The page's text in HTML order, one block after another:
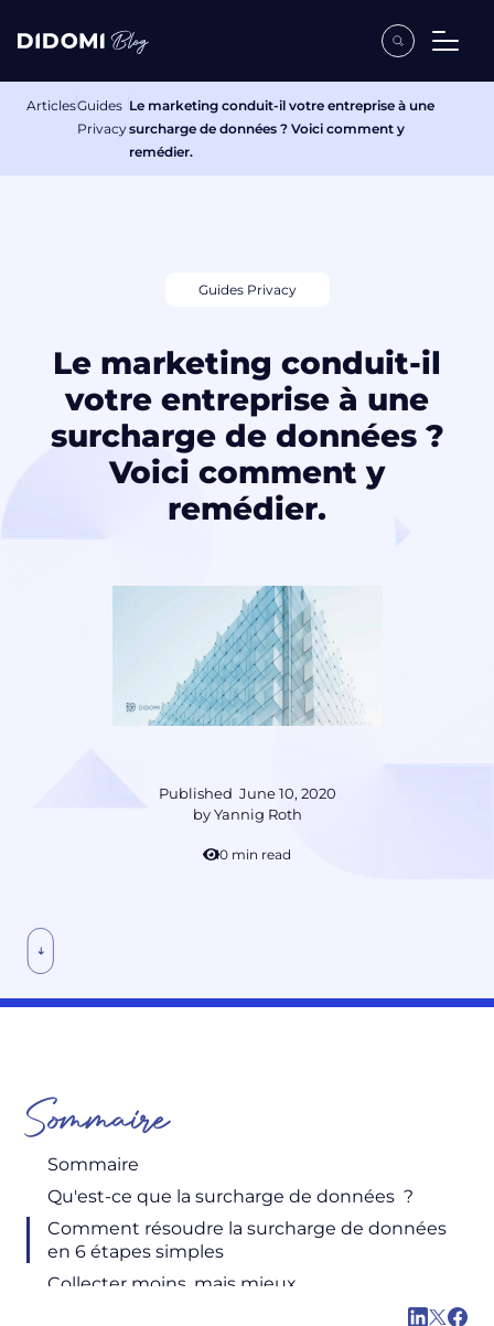
ArticlesGuides
Privacy
Le marketing conduit-il votre entreprise à une
surcharge de données ? Voici comment y
remédier.
Guides Privacy
Le marketing conduit-il
votre entreprise à une
surcharge de données ?
Voici comment y
remédier.
Published June 10, 2020
byYannig Roth
10 min read
Sommaire
Sommaire
Qu'est-ce que la surcharge de données ?
Comment résoudre la surcharge de données
en 6 étapes simples
Collecter moins, mais mieux